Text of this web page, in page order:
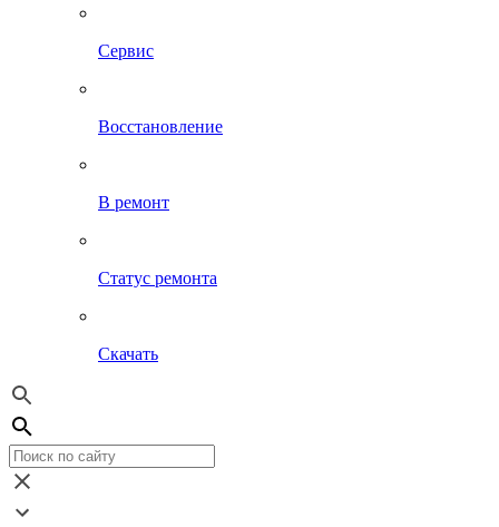
Сервис
Восстановление
В ремонт
Статус ремонта
Скачать